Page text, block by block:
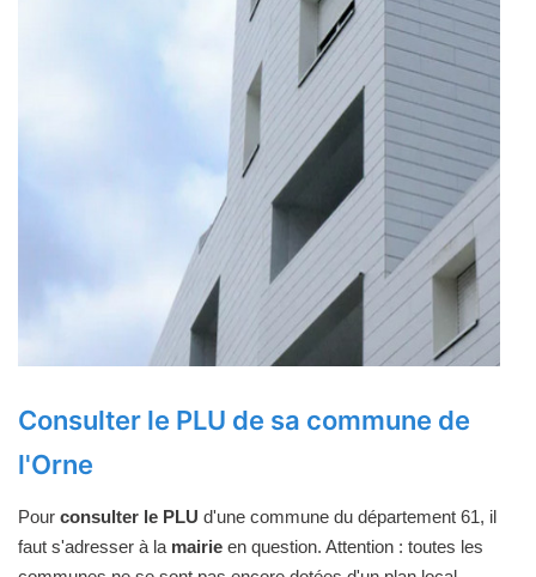
Consulter le PLU de sa commune de
l'Orne
Pour consulter le PLU d'une commune du département 61, il
faut s'adresser à la mairie en question. Attention : toutes les